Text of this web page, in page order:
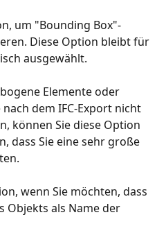
um "Bounding Box"-
Diese Option bleibt für
ausgewählt.
Elemente oder
dem IFC-Export nicht
können Sie diese Option
dass Sie eine sehr große
wenn Sie möchten, dass
Objekts als Name der